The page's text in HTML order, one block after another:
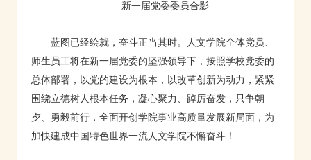
新一届党委委员合影
蓝图已经绘就，奋斗正当其时。人文学院全体党员、
师生员工将在新一届党委的坚强领导下，按照学校党委的
总体部署，以党的建设为根本，以改革创新为动力，紧紧
围绕立德树人根本任务，凝心聚力、踔厉奋发，只争朝
夕、勇毅前行，全面开创学院事业高质量发展新局面，为
加快建成中国特色世界一流人文学院不懈奋斗！